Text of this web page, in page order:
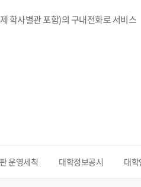
학사별관 포함)의 구내전화로 서비스
운영세칙 대학정보공시 대